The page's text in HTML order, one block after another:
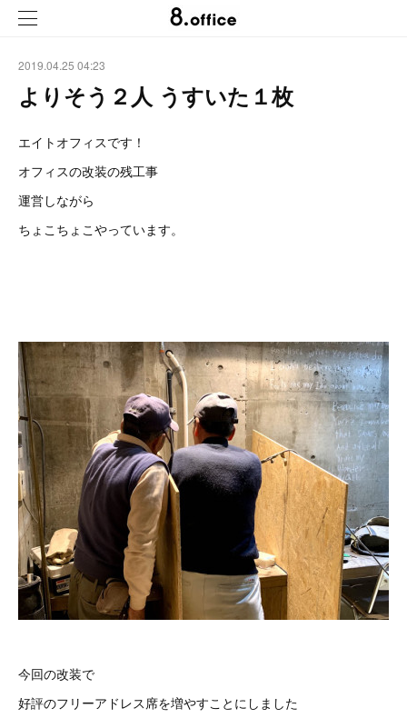
2019.04.25 04:23
よりそう２人 うすいた１枚
エイトオフィスです！
オフィスの改装の残工事
運営しながら
ちょこちょこやっています。
今回の改装で
好評のフリーアドレス席を増やすことにしました